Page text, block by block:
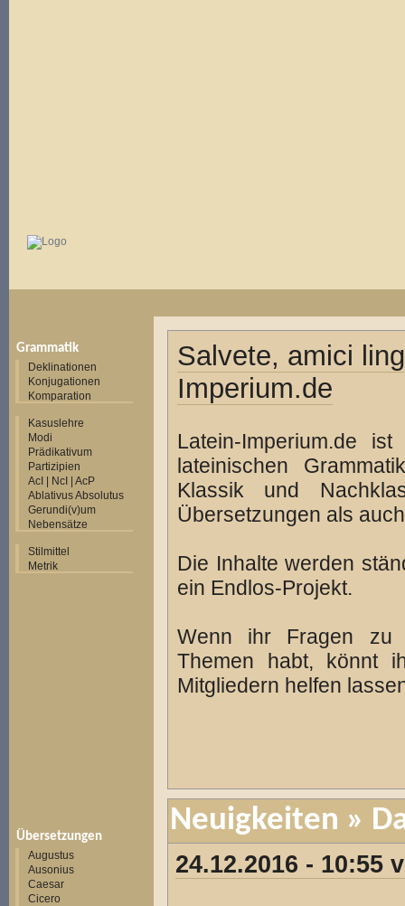
Grammatik
Deklinationen
Konjugationen
Komparation
Kasuslehre
Modi
Prädikativum
Partizipien
AcI | NcI | AcP
Ablativus Absolutus
Gerundi(v)um
Nebensätze
Stilmittel
Metrik
Übersetzungen
Augustus
Ausonius
Caesar
Cicero
Salvete, amici
Imperium.de
Latein-Imperium.de
lateinischen
Klassik und
Übersetzungen als
Die Inhalte werden
ein Endlos-Projekt.
Wenn ihr Fragen zu
Themen habt, könnt
Mitgliedern helfen
Neuigkeiten »
24.12.2016 - 10:55